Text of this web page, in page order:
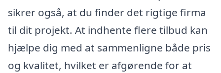
sikrer også, at du finder det rigtige firma
til dit projekt. At indhente flere tilbud kan
hjælpe dig med at sammenligne både pris
og kvalitet, hvilket er afgørende for at